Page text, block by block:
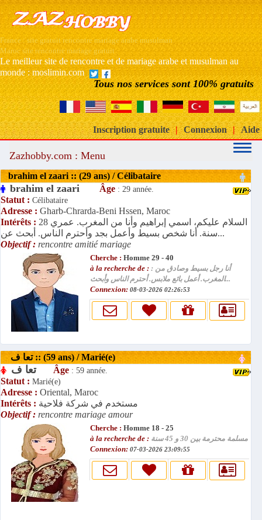
France : site gratuit rencontre mariage arabe musulman
Maroc site rencontre mariage gratuit
Le meilleur site de rencontre et de mariage arabe et musulman au
monde : moslimin.com
Tous nos services sont 100% gratuits
Inscription gratuite | Connexion | Aide
Zazhobby.com : Menu
brahim el zaari :: (29 ans) / Célibataire
brahim el zaari Âge : 29 année.
Statut : Célibataire
Adresse : Gharb-Chrarda-Beni Hssen, Maroc
Intérêts : السلام عليكم، اسمي إبراهيم وأنا من المغرب. عمري 28
سنة. أنا شخص بسيط وأعمل بجد وأحترم الناس. أبحث عن...
Objectif : rencontre amitié mariage
Cherche : Homme 29 - 40
à la recherche de : : أنا رجل بسيط وصادق من
المغرب. أعمل بائع ملابس. أحترم الناس وأبحث...
Connexion: 08-03-2026 02:26:53
تعا ف :: (59 ans) / Marié(e)
تعا ف Âge : 59 année.
Statut : Marié(e)
Adresse : Oriental, Maroc
Intérêts : مستخدم في شركة فلاحية
Objectif : rencontre mariage amour
Cherche : Homme 18 - 25
à la recherche de : مسلمة محترمة بين 30 و 45 سنة
Connexion: 07-03-2026 23:09:55